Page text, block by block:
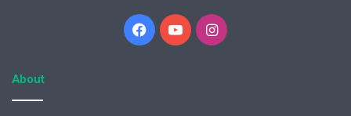
Facebook
YouTubeInstagram
About